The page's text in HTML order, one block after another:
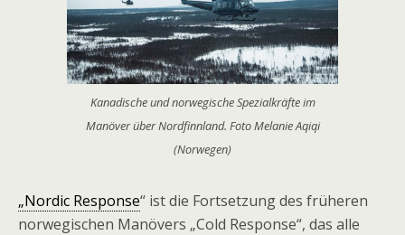
Kanadische und norwegische Spezialkräfte im
Manöver über Nordfinnland. Foto Melanie Aqiqi
(Norwegen)
„Nordic Response“ ist die Fortsetzung des früheren
norwegischen Manövers „Cold Response“, das alle